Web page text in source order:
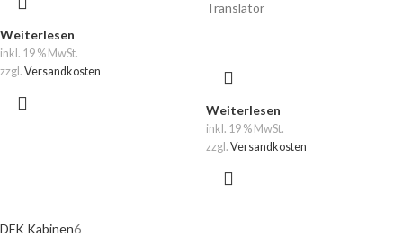
DFK Kabinen6
Weiterlesen
inkl. 19 % MwSt.
zzgl. Versandkosten
Translator
Weiterlesen
inkl. 19 % MwSt.
zzgl. Versandkosten